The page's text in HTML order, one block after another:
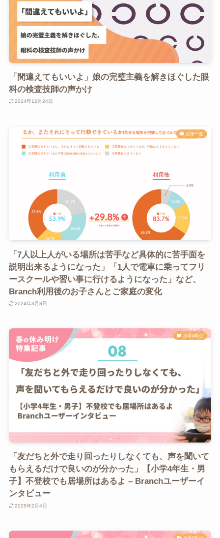
「間違えてもいいよ」娘の完璧主義を解きほぐした眼
科の検査技師の声かけ
2024年12月24日
記事一覧
「7人以上人がいる場所は苦手など具体的に苦手面を
説明出来るようになった」「1人で電車に乗ってフリ
ースクールや習い事に行けるようになった」など、
Branch利用後のお子さんとご家庭の変化
2024年3月8日
小学4年生
「友だちと外で走り回ったりしなくても、声を聞いて
もらえるだけで良いのが分かった」【小学4年生・男
子】不登校でも居場所はあるよ – Branchユーザーイ
ンタビュー
2025年2月4日